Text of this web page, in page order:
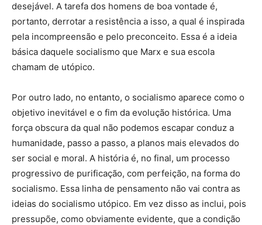
desejável. A tarefa dos homens de boa vontade é,
portanto, derrotar a resistência a isso, a qual é inspirada
pela incompreensão e pelo preconceito. Essa é a ideia
básica daquele socialismo que Marx e sua escola
chamam de utópico.
Por outro lado, no entanto, o socialismo aparece como o
objetivo inevitável e o fim da evolução histórica. Uma
força obscura da qual não podemos escapar conduz a
humanidade, passo a passo, a planos mais elevados do
ser social e moral. A história é, no final, um processo
progressivo de purificação, com perfeição, na forma do
socialismo. Essa linha de pensamento não vai contra as
ideias do socialismo utópico. Em vez disso as inclui, pois
pressupõe, como obviamente evidente, que a condição